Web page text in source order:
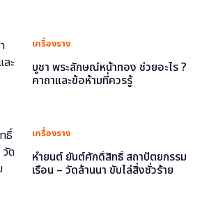
เครื่องราง
บูชา พระลักษณ์หน้าทอง ช่วยอะไร ?
คาถาและข้อห้ามที่ควรรู้
เครื่องราง
หำยนต์ ยันต์ศักดิ์สิทธิ์ สถาปัตยกรรม
เรือน – วัดล้านนา ขับไล่สิ่งชั่วร้าย